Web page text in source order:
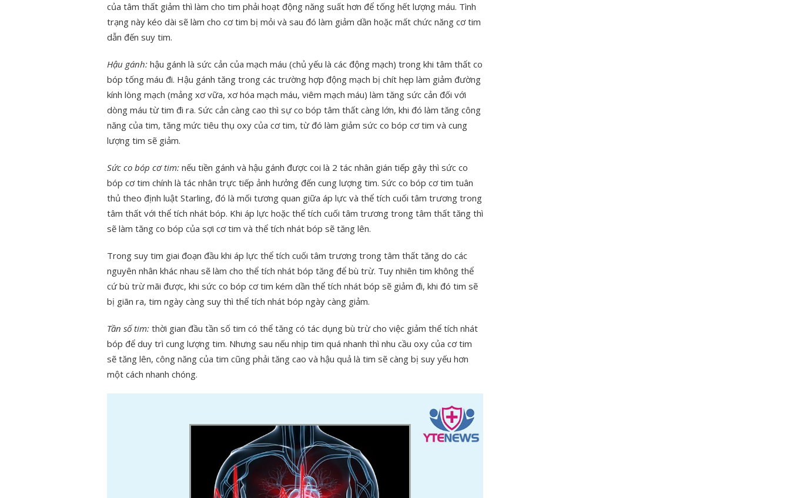
của tâm thất giảm thì làm cho tim phải hoạt động năng suất hơn để tống hết lượng máu. Tình
trạng này kéo dài sẽ làm cho cơ tim bị mỏi và sau đó làm giảm dần hoặc mất chức năng cơ tim
dẫn đến suy tim.
Hậu gánh: hậu gánh là sức cản của mạch máu (chủ yếu là các động mạch) trong khi tâm thất co
bóp tống máu đi. Hậu gánh tăng trong các trường hợp động mạch bị chít hẹp làm giảm đường
kính lòng mạch (mảng xơ vữa, xơ hóa mạch máu, viêm mạch máu) làm tăng sức cản đối với
dòng máu từ tim đi ra. Sức cản càng cao thì sự co bóp tâm thất càng lớn, khi đó làm tăng công
năng của tim, tăng mức tiêu thụ oxy của cơ tim, từ đó làm giảm sức co bóp cơ tim và cung
lượng tim sẽ giảm.
Sức co bóp cơ tim: nếu tiền gánh và hậu gánh được coi là 2 tác nhân gián tiếp gây thì sức co
bóp cơ tim chính là tác nhân trực tiếp ảnh hưởng đến cung lượng tim. Sức co bóp cơ tim tuân
thủ theo định luật Starling, đó là mối tương quan giữa áp lực và thể tích cuối tâm trương trong
tâm thất với thể tích nhát bóp. Khi áp lực hoặc thể tích cuối tâm trương trong tâm thất tăng thì
sẽ làm tăng co bóp của sợi cơ tim và thể tích nhát bóp sẽ tăng lên.
Trong suy tim giai đoạn đầu khi áp lực thể tích cuối tâm trương trong tâm thất tăng do các
nguyên nhân khác nhau sẽ làm cho thể tích nhát bóp tăng để bù trừ. Tuy nhiên tim không thể
cứ bù trừ mãi được, khi sức co bóp cơ tim kém dần thể tích nhát bóp sẽ giảm đi, khi đó tim sẽ
bị giãn ra, tim ngày càng suy thì thể tích nhát bóp ngày càng giảm.
Tần số tim: thời gian đầu tần số tim có thể tăng có tác dụng bù trừ cho việc giảm thể tích nhát
bóp để duy trì cung lượng tim. Nhưng sau nếu nhịp tim quá nhanh thì nhu cầu oxy của cơ tim
sẽ tăng lên, công năng của tim cũng phải tăng cao và hậu quả là tim sẽ càng bị suy yếu hơn
một cách nhanh chóng.